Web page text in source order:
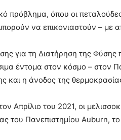
πρόβλημα, όπου οι
να επικονιαστούν – με
για τη Διατήρηση της
έντομα στον κόσμο – στον
και η άνοδος της
Απρίλιο του 2021, οι
του Πανεπιστημίου Auburn,